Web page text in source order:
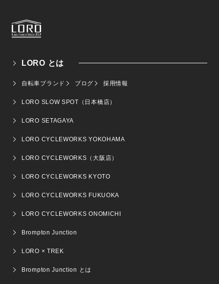
LORO とは
自転車ブランド ブログ 採用情報
LORO SLOW SPOT（日本橋店）
LORO SETAGAYA
LORO CYCLEWORKS YOKOHAMA
LORO CYCLEWORKS（大阪店）
LORO CYCLEWORKS KYOTO
LORO CYCLEWORKS FUKUOKA
LORO CYCLEWORKS ONOMICHI
Brompton Junction
LORO × TREK
Brompton Junction とは